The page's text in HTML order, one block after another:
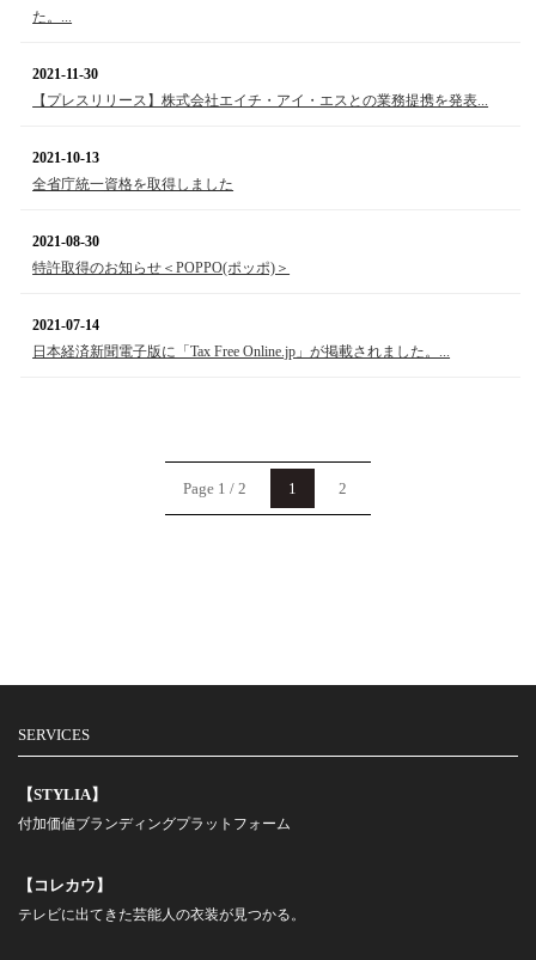
た。...
2021-11-30
【プレスリリース】株式会社エイチ・アイ・エスとの業務提携を発表...
2021-10-13
全省庁統一資格を取得しました
2021-08-30
特許取得のお知らせ＜POPPO(ポッポ)＞
2021-07-14
日本経済新聞電子版に「Tax Free Online.jp」が掲載されました。...
Page 1 / 2 1 2
SERVICES
【STYLIA】
付加価値ブランディングプラットフォーム
【コレカウ】
テレビに出てきた芸能人の衣装が見つかる。